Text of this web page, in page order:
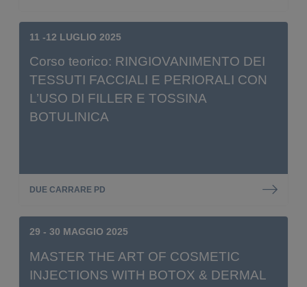
11 -12 LUGLIO 2025
Corso teorico: RINGIOVANIMENTO DEI
TESSUTI FACCIALI E PERIORALI CON
L’USO DI FILLER E TOSSINA
BOTULINICA
DUE CARRARE PD
29 - 30 MAGGIO 2025
MASTER THE ART OF COSMETIC
INJECTIONS WITH BOTOX & DERMAL